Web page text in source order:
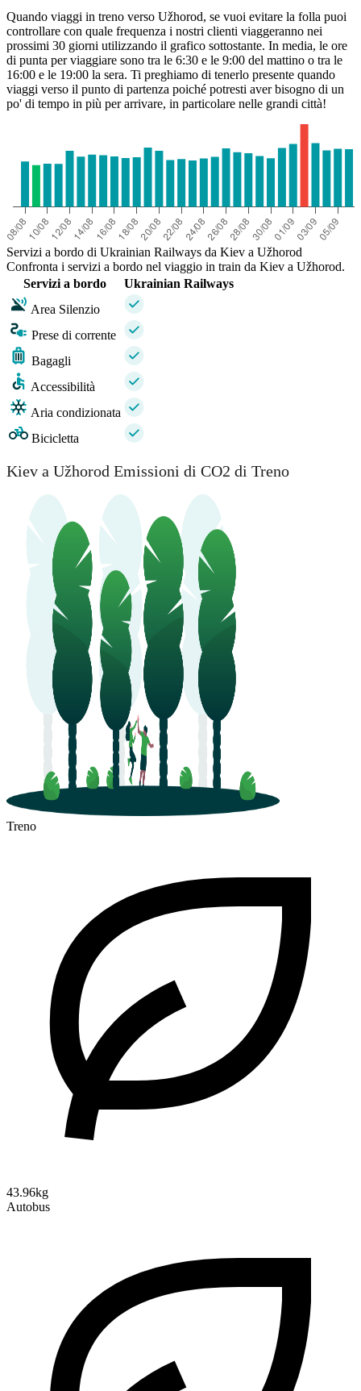
Quando viaggi in treno verso Užhorod, se vuoi evitare la folla puoi
controllare con quale frequenza i nostri clienti viaggeranno nei
prossimi 30 giorni utilizzando il grafico sottostante. In media, le ore
di punta per viaggiare sono tra le 6:30 e le 9:00 del mattino o tra le
16:00 e le 19:00 la sera. Ti preghiamo di tenerlo presente quando
viaggi verso il punto di partenza poiché potresti aver bisogno di un
po' di tempo in più per arrivare, in particolare nelle grandi città!
Servizi a bordo di Ukrainian Railways da Kiev a Užhorod
Confronta i servizi a bordo nel viaggio in train da Kiev a Užhorod.
Servizi a bordo
Ukrainian Railways
Area Silenzio
Prese di corrente
Bagagli
Accessibilità
Aria condizionata
Bicicletta
Kiev a Užhorod Emissioni di CO2 di Treno
Treno
43.96kg
Autobus